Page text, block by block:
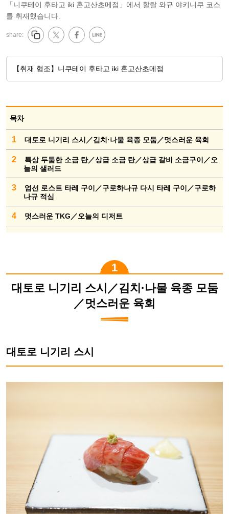
「니쿠테이 후타고 iki 혼고산초메점」에서 할랄 와규 야키니쿠 코스
를 취재했습니다.
share:
【취재 협조】니쿠테이 후타고 iki 혼고산초메점
목차
1 대토로 니기리 스시／김치·나물 육종 모둠／멋스러운 육회
2
특상 두툼한 소금 탄／상급 소금 탄／상급 갈비 소금구이／오
늘의 샐러드
3
엄선 로스트 타레 구이／구로하나규 다시 타레 구이／구로하
나규 적심
4 멋스러운 TKG／오늘의 디저트
대토로 니기리 스시／김치·나물 육종 모둠
／멋스러운 육회
대토로 니기리 스시